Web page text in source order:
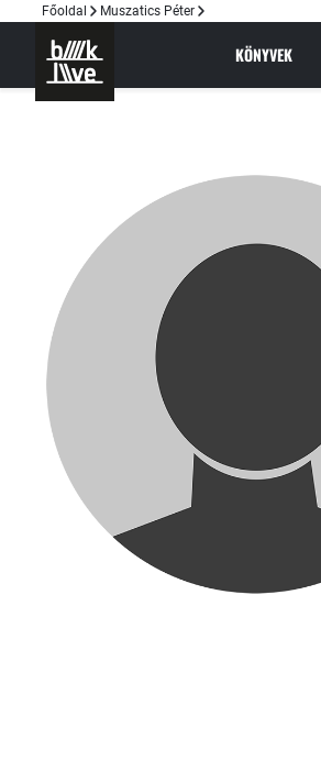
Főoldal Muszatics Péter
KÖNYVEK